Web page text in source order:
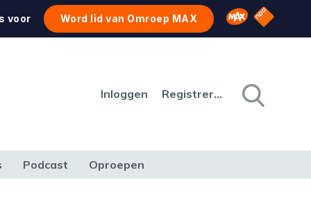
voor Word lid van Omroep MAX Omroep MAX
NPO
Inloggen Registreren
Podcast Oproepen